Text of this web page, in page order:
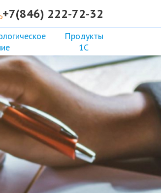
+7(846) 222-72-32
Продукты
1С